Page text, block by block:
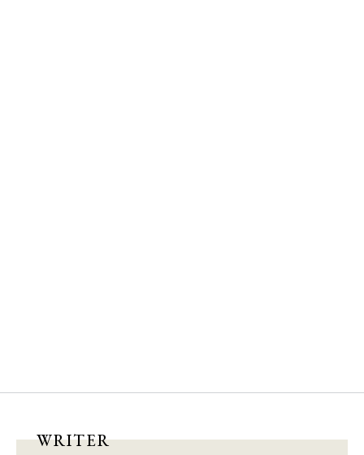
WRITER